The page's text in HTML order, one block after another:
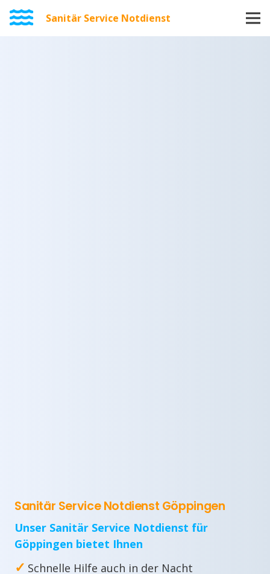
Sanitär Service Notdienst
Sanitär Service Notdienst Göppingen
Unser Sanitär Service Notdienst für
Göppingen bietet Ihnen
✓ Schnelle Hilfe auch in der Nacht